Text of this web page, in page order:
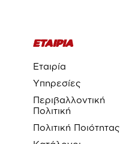
ΕΤΑΙΡΙΑ
Εταιρία
Υπηρεσίες
Περιβαλλοντική
Πολιτική
Πολιτική Ποιότητας